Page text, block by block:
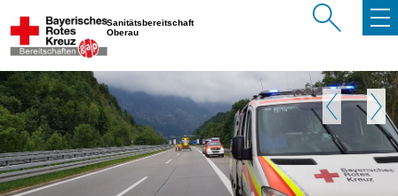
Sanitätsbereitschaft
Oberau
Zurück